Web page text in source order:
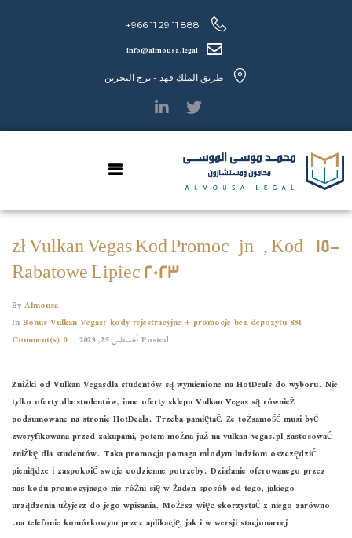
888 11 29 11 966+
info@almousa.legal
طريق الملك فهد - برج البحرين
-15 zł Vulkan Vegas Kod Promocyjny, Kody
Rabatowe Lipiec 2023
ByAlmousa
InBonus Vulkan Vegas: kody rejestracyjne + promocje bez depozytu 851
Postedأغسطس 25, 2023 0 Comment(s)
Zniżki od Vulkan Vegasdla studentów są wymienione na HotDeals do wyboru. Nie
tylko oferty dla studentów, inne oferty sklepu Vulkan Vegas są również
podsumowane na stronie HotDeals. Trzeba pamiętać, że tożsamość musi być
zweryfikowana przed zakupami, potem można już na vulkan-vegas.pl zastosować
zniżkę dla studentów. Taka promocja pomaga młodym ludziom oszczędzić
pieniądze i zaspokoić swoje codzienne potrzeby. Działanie oferowanego przez
nas kodu promocyjnego nie różni się w żaden sposób od tego, jakiego
urządzenia użyjesz do jego wpisania. Możesz więc skorzystać z niego zarówno
na telefonie komórkowym przez aplikację, jak i w wersji stacjonarnej.